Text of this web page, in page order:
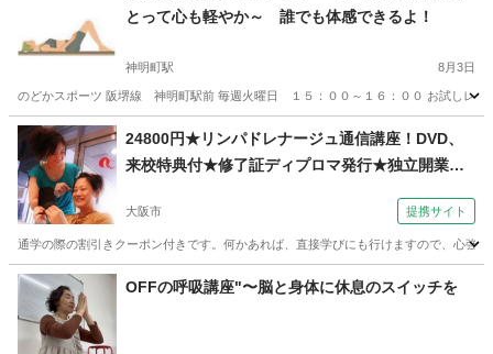
とって心も軽やか～ 誰でも体感できるよ！
神明町駅 8月3日
のどかスポーツ 阪堺線 神明町駅前 毎週火曜日 １５：００～１６：００ お試しレ
大阪 堺市 神明町駅 その他 レッスン
24800円★リンパドレナージュ通信講座！DVD、
来校特典付★修了証ディプロマ発行★独立開業、
校）
大阪市 提携サイト
通学の際の割引きクーポン付きです。何かあれば、直接学びにも行けますので、心強
大阪 大阪市 マッサージ
OFFの呼吸講座"〜脳と身体に休息のスイッチを